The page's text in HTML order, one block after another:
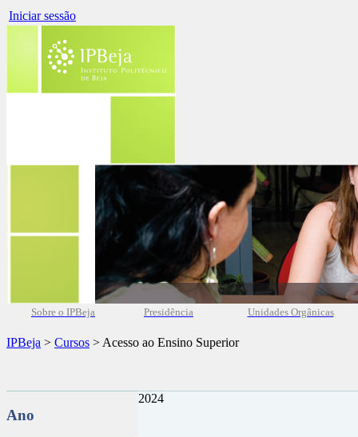
Iniciar sessão
Sobre o IPBeja Presidência Unidades Orgânicas
IPBeja > Cursos > Acesso ao Ensino Superior
Ano
2024